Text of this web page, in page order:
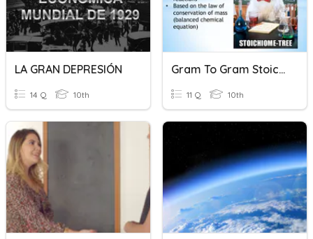
LA GRAN DEPRESIÓN
14 Q 10th
Gram To Gram Stoichiometry
11 Q 10th